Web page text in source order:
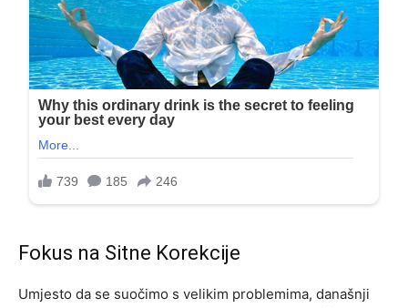
Fokus na Sitne Korekcije
Umjesto da se suočimo s velikim problemima, današnji